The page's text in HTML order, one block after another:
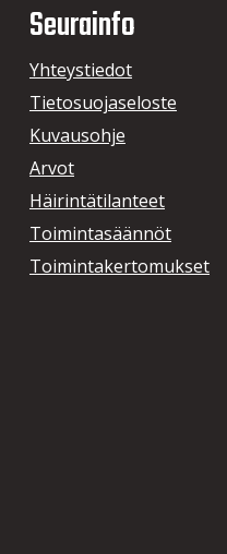
Seurainfo
Yhteystiedot
Tietosuojaseloste
Kuvausohje
Arvot
Häirintätilanteet
Toimintasäännöt
Toimintakertomukset